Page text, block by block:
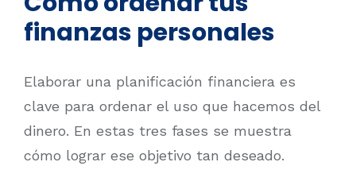
finanzas personales
Elaborar una planificación financiera es
clave para ordenar el uso que hacemos del
dinero. En estas tres fases se muestra
cómo lograr ese objetivo tan deseado.